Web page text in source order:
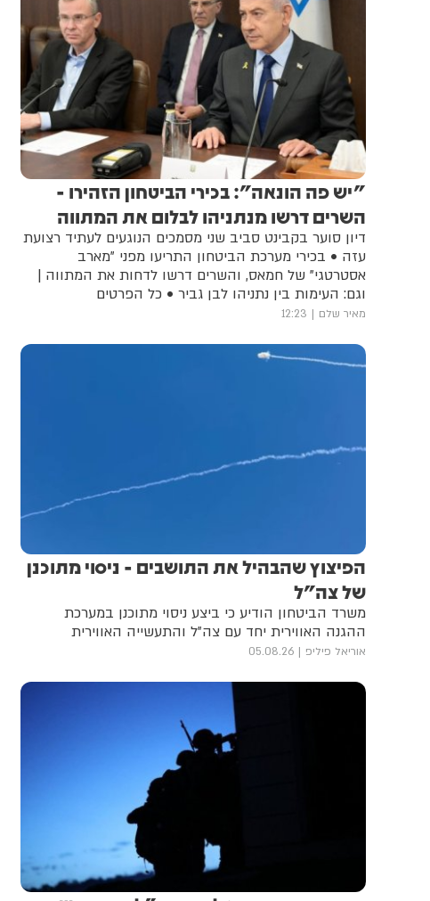
"יש פה הונאה": בכירי הביטחון הזהירו -
השרים דרשו מנתניהו לבלום את המתווה
דיון סוער בקבינט סביב שני מסמכים הנוגעים לעתיד רצועת
עזה • בכירי מערכת הביטחון התריעו מפני "מארב
אסטרטגי" של חמאס, והשרים דרשו לדחות את המתווה |
וגם: העימות בין נתניהו לבן גביר • כל הפרטים
מאיר שלם 12:23
הפיצוץ שהבהיל את התושבים - ניסוי מתוכנן
של צה"ל
משרד הביטחון הודיע כי ביצע ניסוי מתוכנן במערכת
ההגנה האווירית יחד עם צה"ל והתעשייה האווירית
אוריאל פיליפ 05.08.26